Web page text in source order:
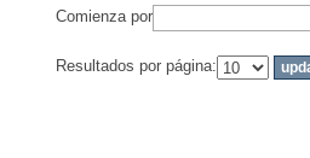
Comienza por
Resultados por página: